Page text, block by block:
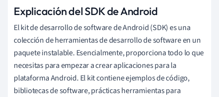
Explicación del SDK de Android
El kit de desarrollo de software de Android (SDK) es una
colección de herramientas de desarrollo de software en un
paquete instalable. Esencialmente, proporciona todo lo que
necesitas para empezar a crear aplicaciones para la
plataforma Android. El kit contiene ejemplos de código,
bibliotecas de software, prácticas herramientas para